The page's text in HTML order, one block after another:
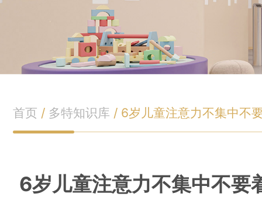
首页 / 多特知识库 / 6岁儿童注意力不集中不
6岁儿童注意力不集中不要